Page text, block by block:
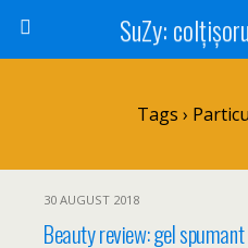
SuZy:
Tags ›
30 AUGUST 2018
Beauty review: gel